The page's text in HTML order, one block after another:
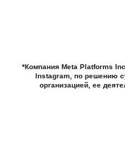
*Компания Meta Platforms
Instagram, по решению
организацией, ее